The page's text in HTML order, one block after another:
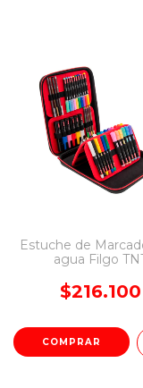
Estuche de
agua Filgo
$216.100
COMPRAR